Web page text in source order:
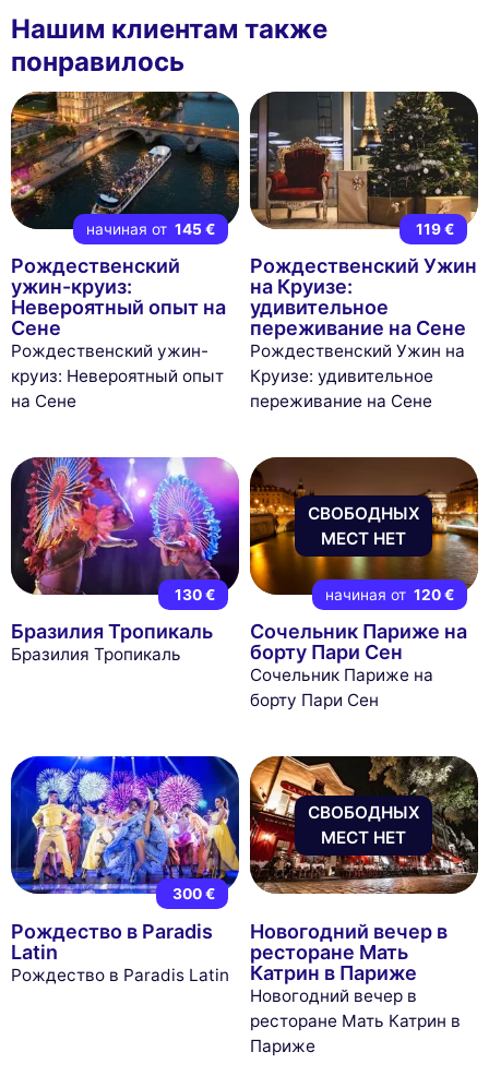
Нашим клиентам также
понравилось
начиная от 145 €
Рождественский
ужин-круиз:
Невероятный опыт на
Сене
Рождественский ужин-
круиз: Невероятный опыт
на Сене
119 €
Рождественский Ужин
на Круизе:
удивительное
переживание на Сене
Рождественский Ужин на
Круизе: удивительное
переживание на Сене
130 €
Бразилия Тропикаль
Бразилия Тропикаль
СВОБОДНЫХ
МЕСТ НЕТ
начиная от 120 €
Сочельник Париже на
борту Пари Сен
Сочельник Париже на
борту Пари Сен
300 €
Рождество в Paradis
Latin
Рождество в Paradis Latin
СВОБОДНЫХ
МЕСТ НЕТ
Новогодний вечер в
ресторане Мать
Катрин в Париже
Новогодний вечер в
ресторане Мать Катрин в
Париже